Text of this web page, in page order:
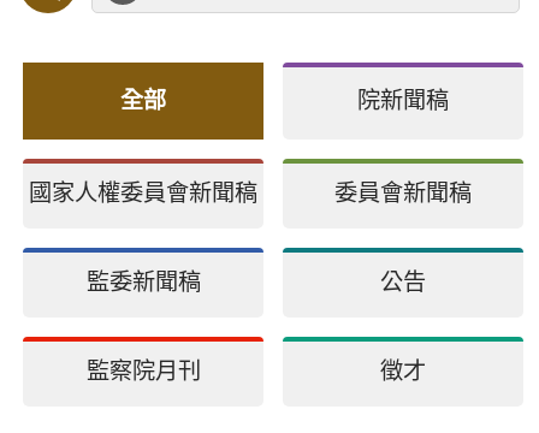
全部 院新聞稿
國家人權委員會新聞稿 委員會新聞稿
監委新聞稿 公告
監察院月刊 徵才